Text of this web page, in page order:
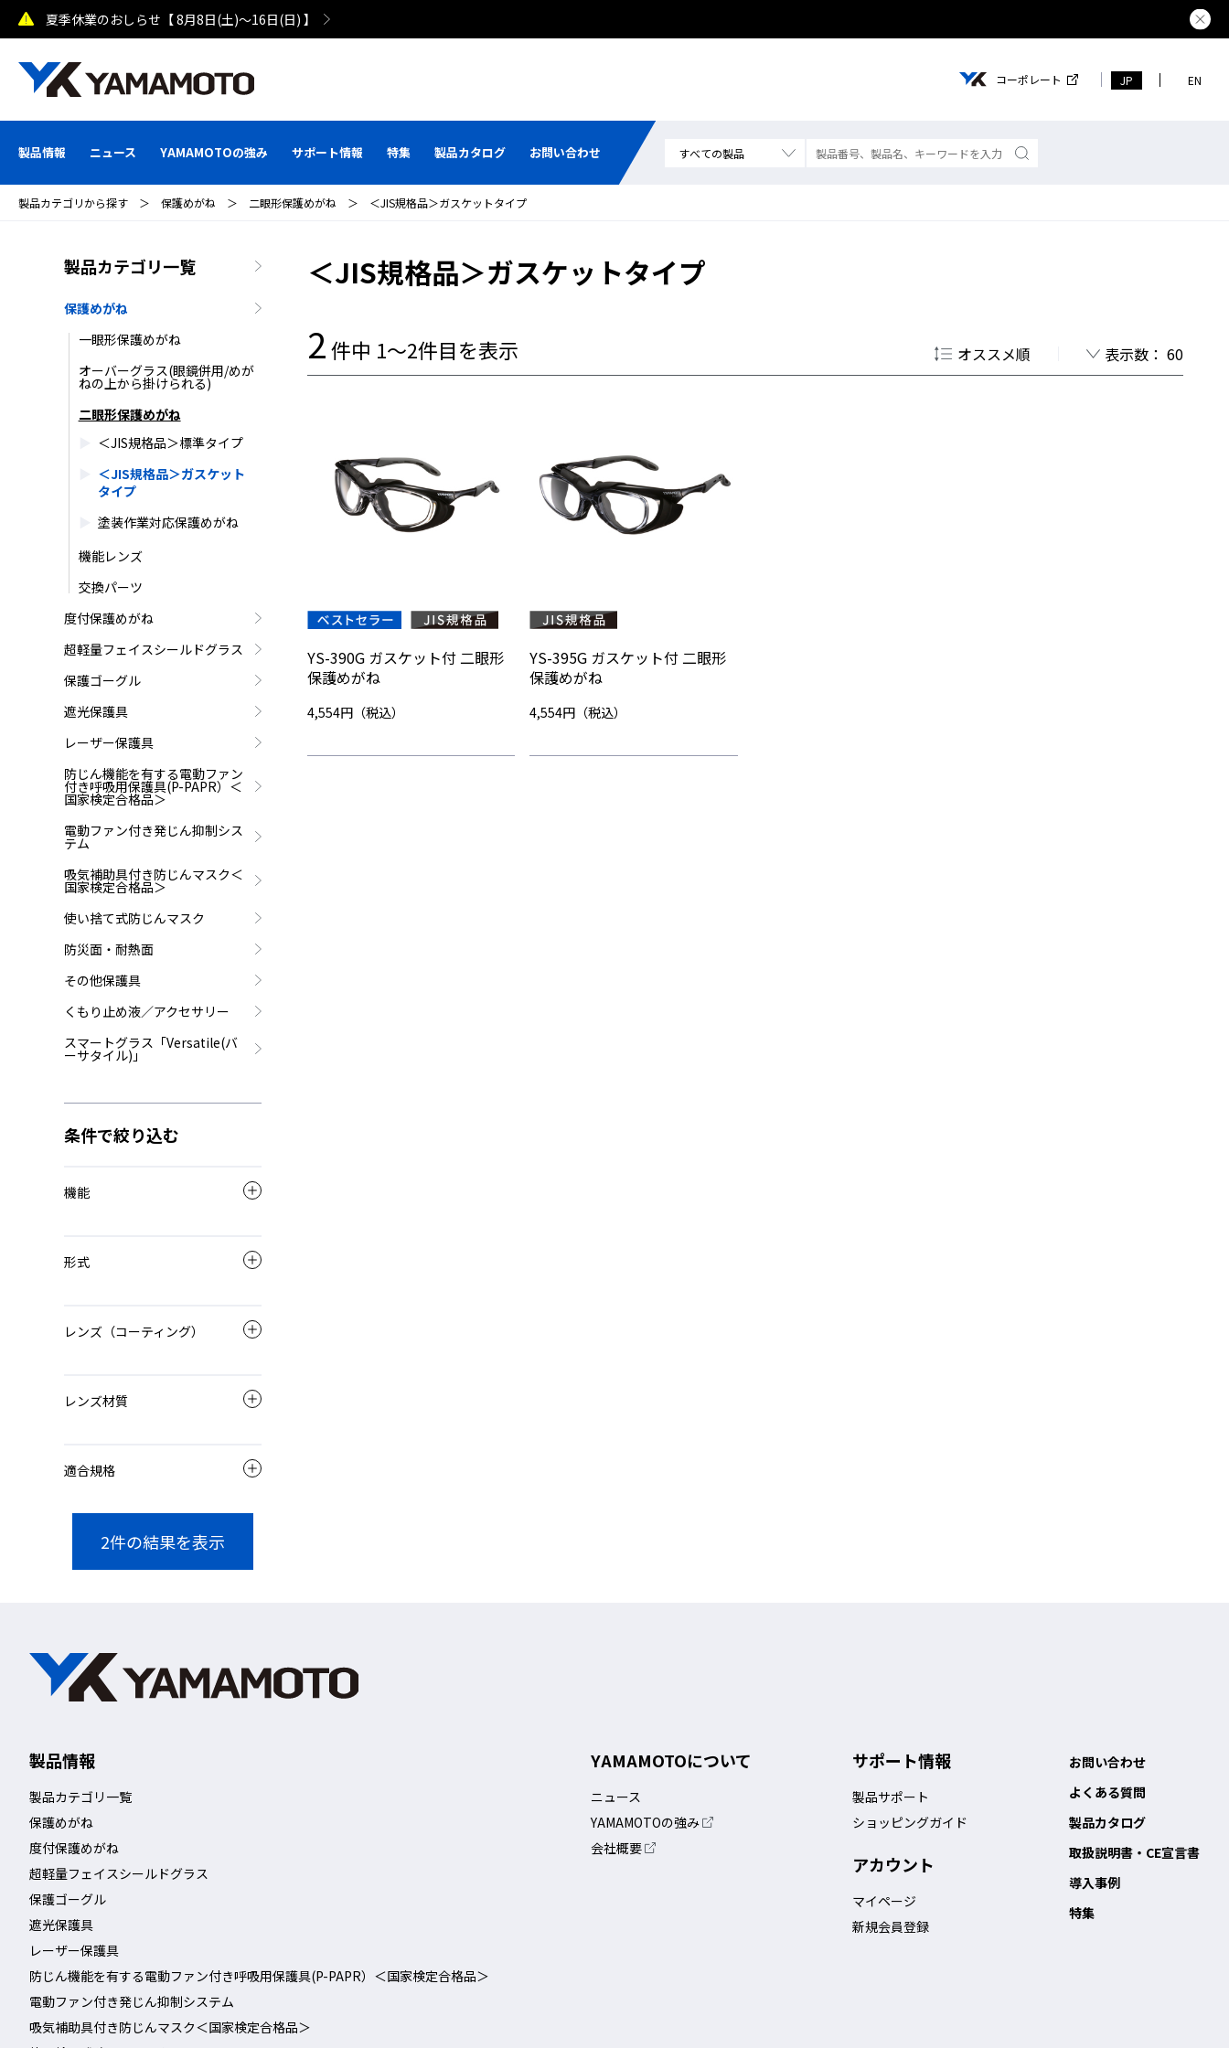
夏季休業のおしらせ【 8月8日(土)～16日(日) 】 熊本県
コーポレート JP EN
製品情報 ニュース YAMAMOTOの強み サポート情報 特集 製品カタログ お問い合わせ
製品カテゴリから探す ＞ 保護めがね ＞ 二眼形保護めがね ＞ ＜JIS規格品＞ガスケットタイプ
製品カテゴリ一覧
保護めがね
一眼形保護めがね
オーバーグラス(眼鏡併用/めが
ねの上から掛けられる)
二眼形保護めがね
＜JIS規格品＞標準タイプ
＜JIS規格品＞ガスケット
タイプ
塗装作業対応保護めがね
機能レンズ
交換パーツ
度付保護めがね
超軽量フェイスシールドグラス
保護ゴーグル
遮光保護具
レーザー保護具
防じん機能を有する電動ファン
付き呼吸用保護具(P-PAPR）＜
国家検定合格品＞
電動ファン付き発じん抑制シス
テム
吸気補助具付き防じんマスク＜
国家検定合格品＞
使い捨て式防じんマスク
防災面・耐熱面
その他保護具
くもり止め液／アクセサリー
スマートグラス「Versatile(バ
ーサタイル)」
条件で絞り込む
機能
形式
レンズ（コーティング）
レンズ材質
適合規格
2件の結果を表示
＜JIS規格品＞ガスケットタイプ
2件中 1～2件目を表示 オススメ順 表示数： 60
YS-390G ガスケット付 二眼形
保護めがね
4,554円（税込）
YS-395G ガスケット付 二眼形
保護めがね
4,554円（税込）
製品情報
製品カテゴリ一覧
保護めがね
度付保護めがね
超軽量フェイスシールドグラス
保護ゴーグル
遮光保護具
レーザー保護具
防じん機能を有する電動ファン付き呼吸用保護具(P-PAPR）＜国家検定合格品＞
電動ファン付き発じん抑制システム
吸気補助具付き防じんマスク＜国家検定合格品＞
YAMAMOTOについて
ニュース
YAMAMOTOの強み
会社概要
サポート情報
製品サポート
ショッピングガイド
アカウント
マイページ
新規会員登録
お問い合わせ
よくある質問
製品カタログ
取扱説明書・CE宣言書
導入事例
特集